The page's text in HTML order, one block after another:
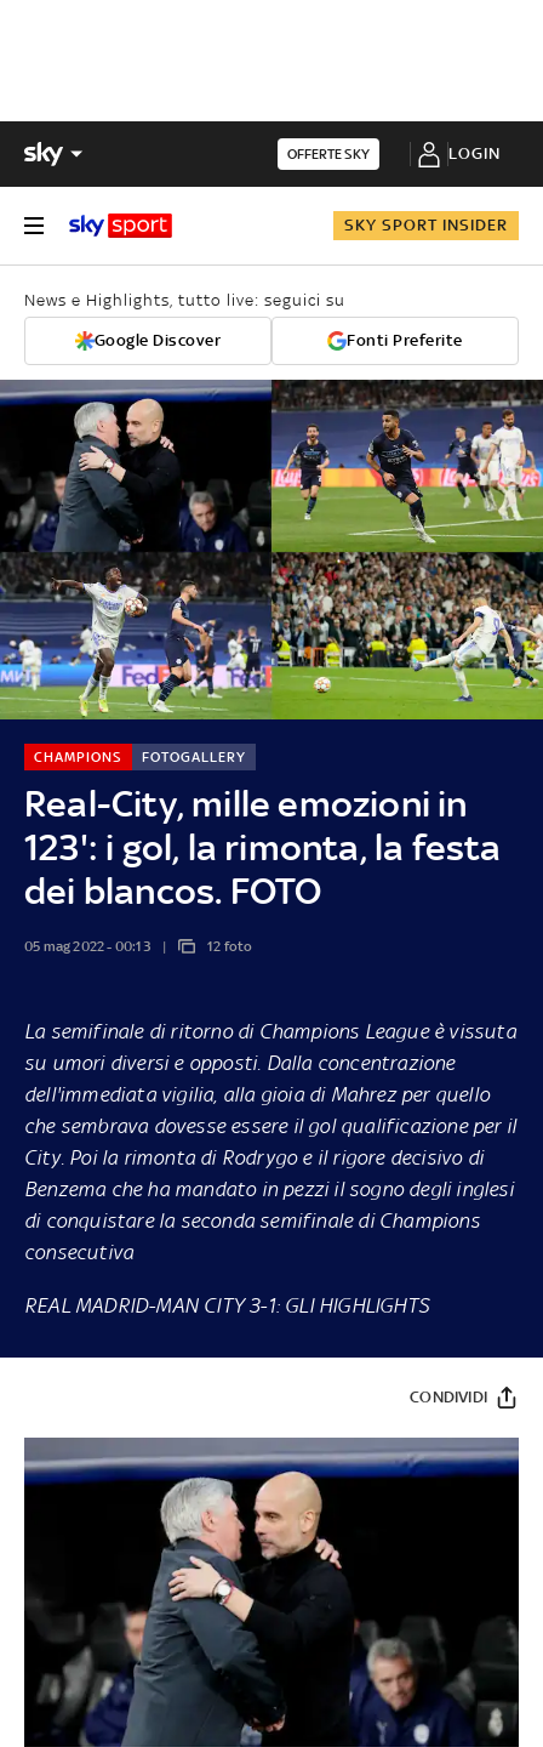
OFFERTE SKY LOGIN
SKY SPORT INSIDER
News e Highlights, tutto live: seguici su
Google Discover Fonti Preferite
Real-City, mille emozioni in
123': i gol, la rimonta, la festa
dei blancos. FOTO
CHAMPIONS FOTOGALLERY
05 mag 2022 - 00:13 12 foto
La semifinale di ritorno di Champions League è vissuta
su umori diversi e opposti. Dalla concentrazione
dell'immediata vigilia, alla gioia di Mahrez per quello
che sembrava dovesse essere il gol qualificazione per il
City. Poi la rimonta di Rodrygo e il rigore decisivo di
Benzema che ha mandato in pezzi il sogno degli inglesi
di conquistare la seconda semifinale di Champions
consecutiva
REAL MADRID-MAN CITY 3-1: GLI HIGHLIGHTS
CONDIVIDI